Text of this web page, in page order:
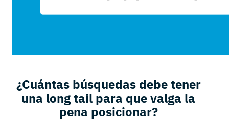
¿Cuántas búsquedas debe tener
una long tail para que valga la
pena posicionar?